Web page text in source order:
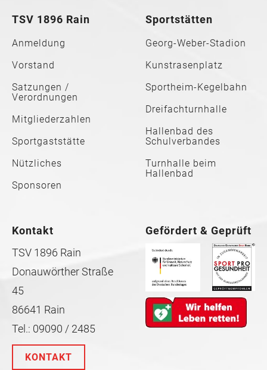
TSV 1896 Rain
Anmeldung
Vorstand
Satzungen /
Verordnungen
Mitgliederzahlen
Sportgaststätte
Nützliches
Sponsoren
Sportstätten
Georg-Weber-Stadion
Kunstrasenplatz
Sportheim-Kegelbahn
Dreifachturnhalle
Hallenbad des
Schulverbandes
Turnhalle beim
Hallenbad
Kontakt
TSV 1896 Rain
Donauwörther Straße
45
86641 Rain
Tel.: 09090 / 2485
KONTAKT
Gefördert & Geprüft